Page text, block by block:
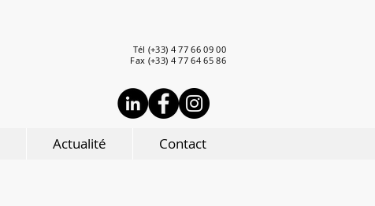
Tél (+33) 4 77 66 09 00
Fax (+33) 4 77 64 65 86
Actualité Contact